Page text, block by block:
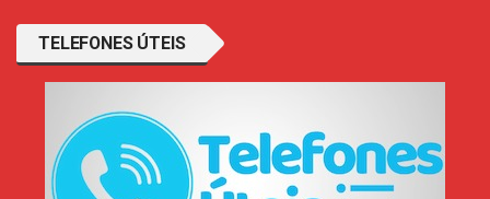
TELEFONES ÚTEIS